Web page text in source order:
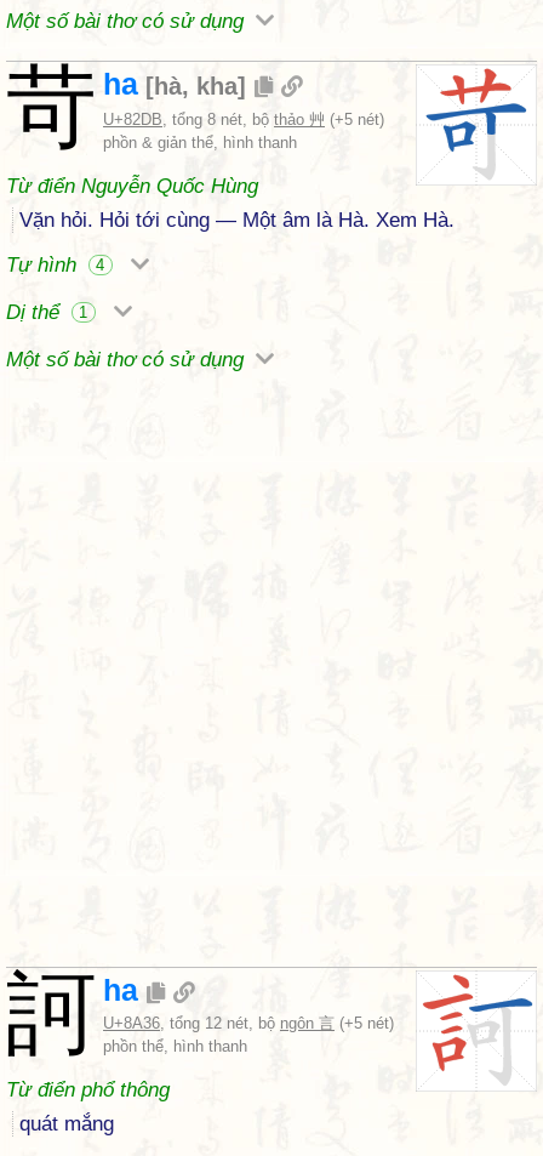
Một số bài thơ có sử dụng
苛 ha [hà, kha]
U+82DB, tổng 8 nét, bộ thảo 艸 (+5 nét)
phồn & giản thể, hình thanh
Từ điển Nguyễn Quốc Hùng
Vặn hỏi. Hỏi tới cùng — Một âm là Hà. Xem Hà.
Tự hình
4
Dị thể 1
Một số bài thơ có sử dụng
訶 ha
U+8A36, tổng 12 nét, bộ ngôn 言 (+5 nét)
phồn thể, hình thanh
Từ điển phổ thông
quát mắng